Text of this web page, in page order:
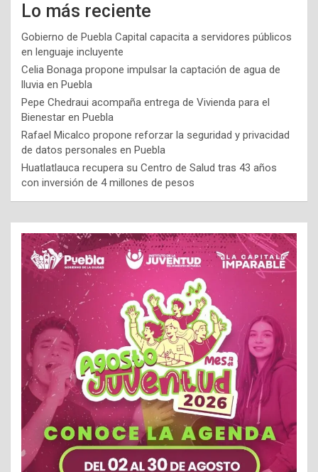
Lo más reciente
Gobierno de Puebla Capital capacita a servidores públicos
en lenguaje incluyente
Celia Bonaga propone impulsar la captación de agua de
lluvia en Puebla
Pepe Chedraui acompaña entrega de Vivienda para el
Bienestar en Puebla
Rafael Micalco propone reforzar la seguridad y privacidad
de datos personales en Puebla
Huatlatlauca recupera su Centro de Salud tras 43 años
con inversión de 4 millones de pesos